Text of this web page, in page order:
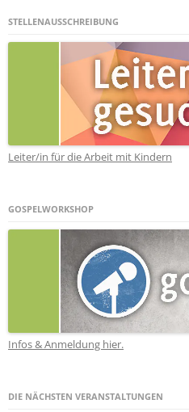
STELLENAUSSCHREIBUNG
Leiter/in für die Arbeit mit Kindern
GOSPELWORKSHOP
Infos & Anmeldung hier.
DIE NÄCHSTEN VERANSTALTUNGEN